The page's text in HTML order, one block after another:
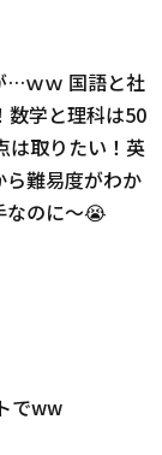
…ｗｗ 国語と社
数学と理科は50
取りたい！英
難易度がわか
なのに〜😭
でww